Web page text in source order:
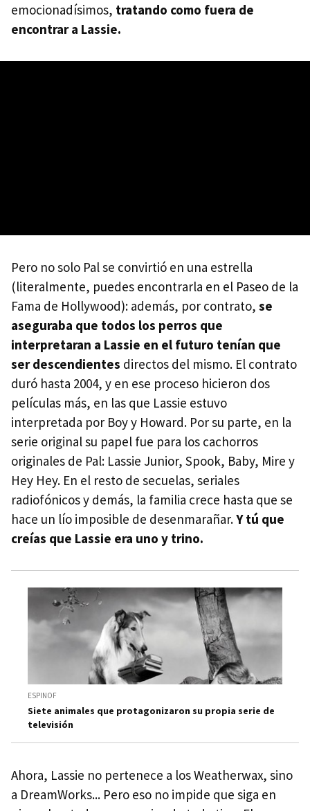
emocionadísimos, tratando como fuera de
encontrar a Lassie.
Pero no solo Pal se convirtió en una estrella
(literalmente, puedes encontrarla en el Paseo de la
Fama de Hollywood): además, por contrato, se
aseguraba que todos los perros que
interpretaran a Lassie en el futuro tenían que
ser descendientes directos del mismo. El contrato
duró hasta 2004, y en ese proceso hicieron dos
películas más, en las que Lassie estuvo
interpretada por Boy y Howard. Por su parte, en la
serie original su papel fue para los cachorros
originales de Pal: Lassie Junior, Spook, Baby, Mire y
Hey Hey. En el resto de secuelas, seriales
radiofónicos y demás, la familia crece hasta que se
hace un lío imposible de desenmarañar.Y tú que
creías que Lassie era uno y trino.
ESPINOF
Siete animales que protagonizaron su propia serie de
televisión
Ahora, Lassie no pertenece a los Weatherwax, sino
a DreamWorks... Pero eso no impide que siga en